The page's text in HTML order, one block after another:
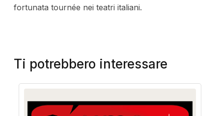
fortunata tournée nei teatri italiani.
Ti potrebbero interessare